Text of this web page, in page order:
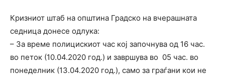
Кризниот штаб на општина Градско на вчерашната
седница донесе одлука:
– За време полицискиот час кој започнува од 16 час.
во петок (10.04.2020 год.) и завршува во 05 час. во
понеделник (13.04.2020 год.), само за граѓани кои не